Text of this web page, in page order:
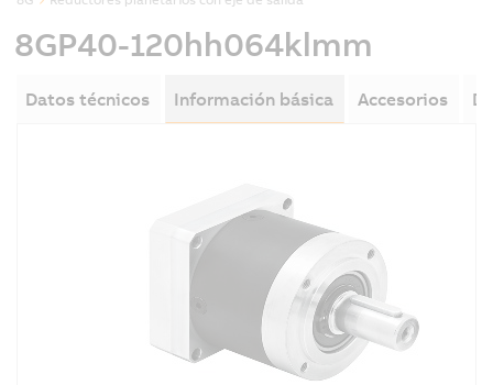
8GP40-120hh064klmm
Datos técnicos Información básica Accesorios